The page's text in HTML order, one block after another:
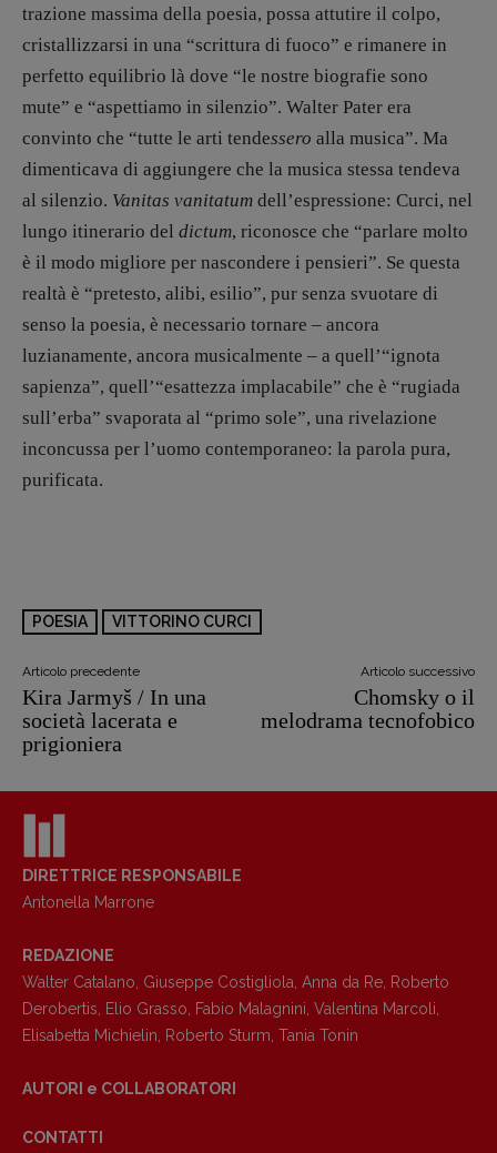
trazione massima della poesia, possa attutire il colpo,
cristallizzarsi in una “scrittura di fuoco” e rimanere in
perfetto equilibrio là dove “le nostre biografie sono
mute” e “aspettiamo in silenzio”. Walter Pater era
convinto che “tutte le arti tendessero alla musica”. Ma
dimenticava di aggiungere che la musica stessa tendeva
al silenzio. Vanitas vanitatum dell’espressione: Curci, nel
lungo itinerario del dictum, riconosce che “parlare molto
è il modo migliore per nascondere i pensieri”. Se questa
realtà è “pretesto, alibi, esilio”, pur senza svuotare di
senso la poesia, è necessario tornare – ancora
luzianamente, ancora musicalmente – a quell’“ignota
sapienza”, quell’“esattezza implacabile” che è “rugiada
sull’erba” svaporata al “primo sole”, una rivelazione
inconcussa per l’uomo contemporaneo: la parola pura,
purificata.
POESIA VITTORINO CURCI
Articolo precedente
Kira Jarmyš / In una
società lacerata e
prigioniera
Articolo successivo
Chomsky o il
melodrama tecnofobico
DIRETTRICE RESPONSABILE
Antonella Marrone
REDAZIONE
Walter Catalano Giuseppe Costigliola Anna da Re Roberto
Derobertis
Elio Grasso Fabio Malagnini Valentina Marcoli
Elisabetta Michielin
Roberto Sturm Tania Tonin
AUTORI e COLLABORATORI
CONTATTI